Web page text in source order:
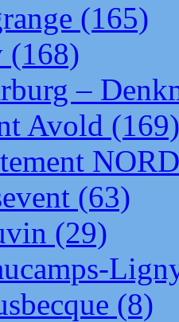
(165)
(168)
–
Avold (169)
NORD
(63)
(29)
(8)